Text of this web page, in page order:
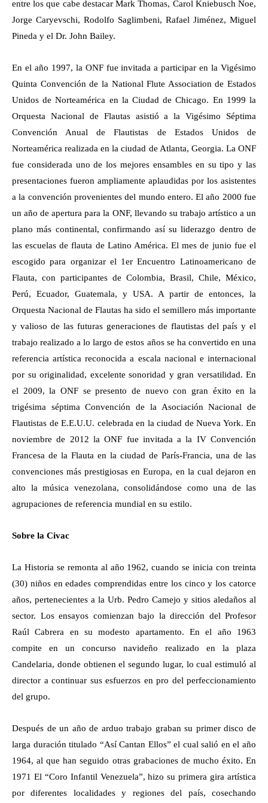
entre los que cabe destacar Mark Thomas, Carol Kniebusch Noe,
Jorge Caryevschi, Rodolfo Saglimbeni, Rafael Jiménez, Miguel
Pineda y el Dr. John Bailey.
En el año 1997, la ONF fue invitada a participar en la Vigésimo
Quinta Convención de la National Flute Association de Estados
Unidos de Norteamérica en la Ciudad de Chicago. En 1999 la
Orquesta Nacional de Flautas asistió a la Vigésimo Séptima
Convención Anual de Flautistas de Estados Unidos de
Norteamérica realizada en la ciudad de Atlanta, Georgia. La ONF
fue considerada uno de los mejores ensambles en su tipo y las
presentaciones fueron ampliamente aplaudidas por los asistentes
a la convención provenientes del mundo entero. El año 2000 fue
un año de apertura para la ONF, llevando su trabajo artístico a un
plano más continental, confirmando así su liderazgo dentro de
las escuelas de flauta de Latino América. El mes de junio fue el
escogido para organizar el 1er Encuentro Latinoamericano de
Flauta, con participantes de Colombia, Brasil, Chile, México,
Perú, Ecuador, Guatemala, y USA. A partir de entonces, la
Orquesta Nacional de Flautas ha sido el semillero más importante
y valioso de las futuras generaciones de flautistas del país y el
trabajo realizado a lo largo de estos años se ha convertido en una
referencia artística reconocida a escala nacional e internacional
por su originalidad, excelente sonoridad y gran versatilidad. En
el 2009, la ONF se presento de nuevo con gran éxito en la
trigésima séptima Convención de la Asociación Nacional de
Flautistas de E.E.U.U. celebrada en la ciudad de Nueva York. En
noviembre de 2012 la ONF fue invitada a la IV Convención
Francesa de la Flauta en la ciudad de París-Francia, una de las
convenciones más prestigiosas en Europa, en la cual dejaron en
alto la música venezolana, consolidándose como una de las
agrupaciones de referencia mundial en su estilo.
Sobre la Civac
La Historia se remonta al año 1962, cuando se inicia con treinta
(30) niños en edades comprendidas entre los cinco y los catorce
años, pertenecientes a la Urb. Pedro Camejo y sitios aledaños al
sector. Los ensayos comienzan bajo la dirección del Profesor
Raúl Cabrera en su modesto apartamento. En el año 1963
compite en un concurso navideño realizado en la plaza
Candelaria, donde obtienen el segundo lugar, lo cual estimuló al
director a continuar sus esfuerzos en pro del perfeccionamiento
del grupo.
Después de un año de arduo trabajo graban su primer disco de
larga duración titulado “Así Cantan Ellos” el cual salió en el año
1964, al que han seguido otras grabaciones de mucho éxito. En
1971 El “Coro Infantil Venezuela”, hizo su primera gira artística
por diferentes localidades y regiones del país, cosechando